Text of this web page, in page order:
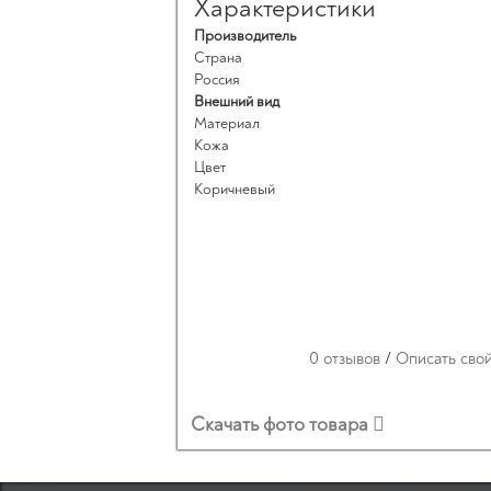
Характеристики
Производитель
Страна
Россия
Внешний вид
Материал
Кожа
Цвет
Коричневый
0 отзывов / Описать
Скачать фото товара